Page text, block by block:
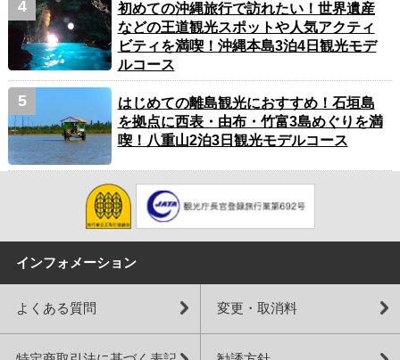
初めての沖縄旅行で訪れたい！世界遺産
などの王道観光スポットや人気アクティ
ビティを満喫！沖縄本島3泊4日観光モデ
ルコース
はじめての離島観光におすすめ！石垣島
を拠点に西表・由布・竹富3島めぐりを満
喫！八重山2泊3日観光モデルコース
インフォメーション
よくある質問 変更・取消料